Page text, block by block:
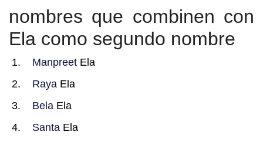
nombres que combinen con
Ela como segundo nombre
Manpreet Ela
Raya Ela
Bela Ela
Santa Ela